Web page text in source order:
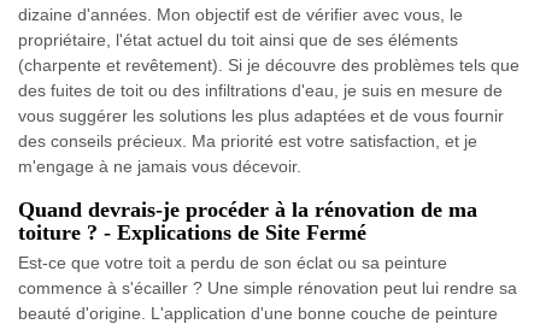
dizaine d'années. Mon objectif est de vérifier avec vous, le
propriétaire, l'état actuel du toit ainsi que de ses éléments
(charpente et revêtement). Si je découvre des problèmes tels que
des fuites de toit ou des infiltrations d'eau, je suis en mesure de
vous suggérer les solutions les plus adaptées et de vous fournir
des conseils précieux. Ma priorité est votre satisfaction, et je
m'engage à ne jamais vous décevoir.
Quand devrais-je procéder à la rénovation de ma
toiture ? - Explications de Site Fermé
Est-ce que votre toit a perdu de son éclat ou sa peinture
commence à s'écailler ? Une simple rénovation peut lui rendre sa
beauté d'origine. L'application d'une bonne couche de peinture